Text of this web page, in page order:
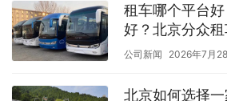
租车哪个平台
好？北京分众
好，只有最适合
公司新闻 2026年7月
北京如何选择